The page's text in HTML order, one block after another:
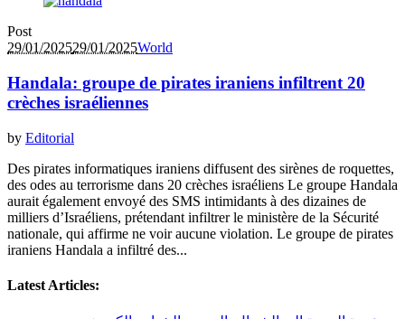
Post
29/01/202529/01/2025World
Handala: groupe de pirates iraniens infiltrent 20
crèches israéliennes
by Editorial
Des pirates informatiques iraniens diffusent des sirènes de roquettes,
des odes au terrorisme dans 20 crèches israéliens Le groupe Handala
aurait également envoyé des SMS intimidants à des dizaines de
milliers d’Israéliens, prétendant infiltrer le ministère de la Sécurité
nationale, qui affirme ne voir aucune violation. Le groupe de pirates
iraniens Handala a infiltré des...
Latest Articles: